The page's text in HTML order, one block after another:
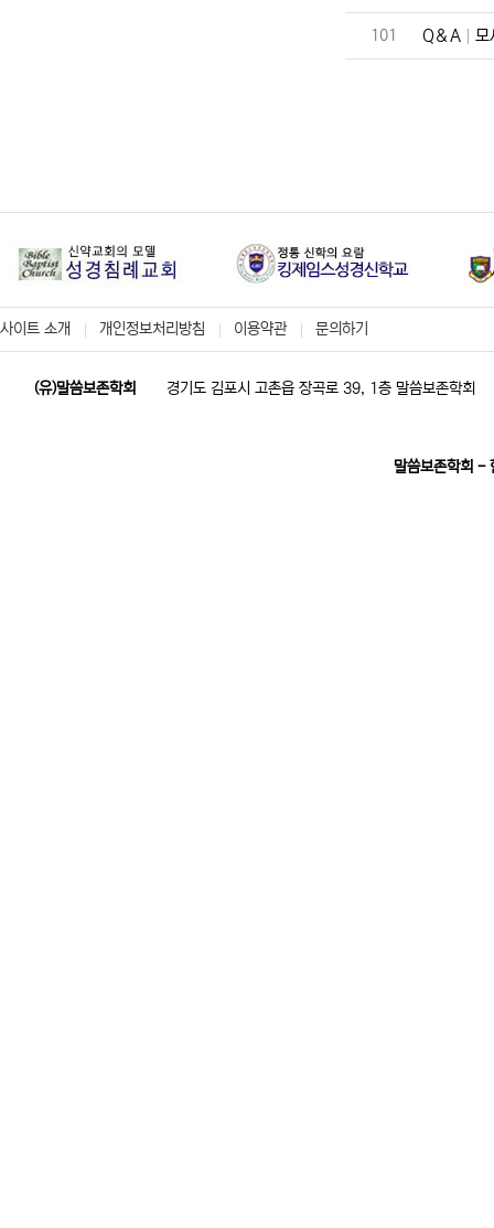
번호
101 Q＆A 모
사이트 소개 개인정보처리방침 이용약관 문의하기
(유)말씀보존학회 경기도 김포시 고촌읍 장곡로 39, 1층 말씀보존학회
말씀보존학회 -